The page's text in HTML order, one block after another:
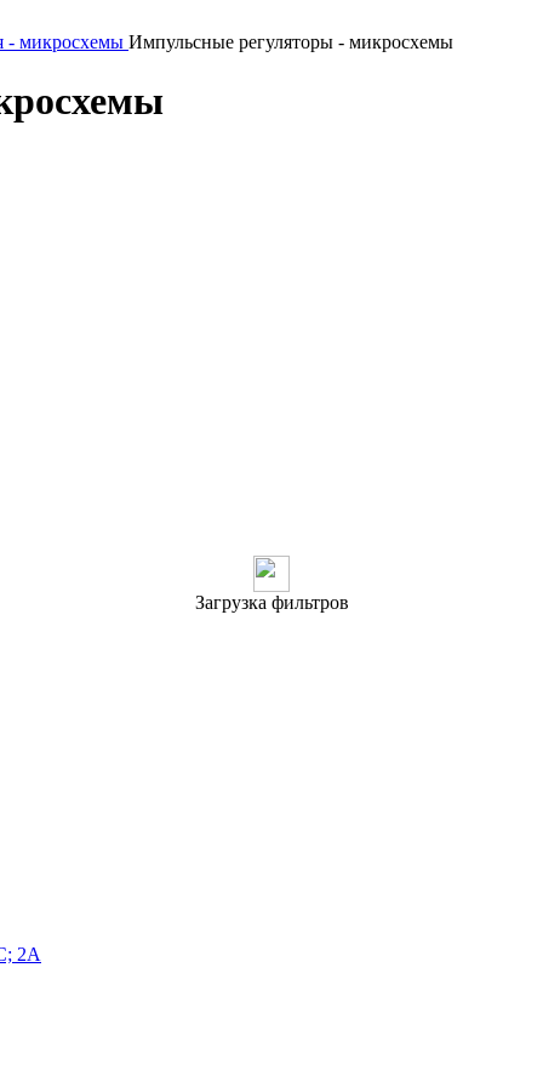
- микросхемы Импульсные регуляторы - микросхемы
Загрузка фильтров
2А